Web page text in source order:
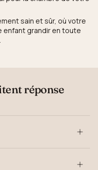
sain et sûr, où votre
grandir en toute
réponse